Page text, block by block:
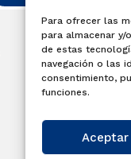
Para ofrecer las
para almacenar
de estas
navegación o las
consentimiento,
funciones.
Aceptar
Blog